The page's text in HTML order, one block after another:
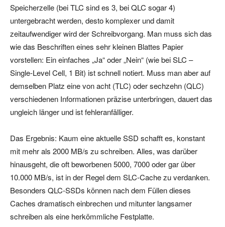
Speicherzelle (bei TLC sind es 3, bei QLC sogar 4)
untergebracht werden, desto komplexer und damit
zeitaufwendiger wird der Schreibvorgang. Man muss sich das
wie das Beschriften eines sehr kleinen Blattes Papier
vorstellen: Ein einfaches „Ja“ oder „Nein“ (wie bei SLC –
Single-Level Cell, 1 Bit) ist schnell notiert. Muss man aber auf
demselben Platz eine von acht (TLC) oder sechzehn (QLC)
verschiedenen Informationen präzise unterbringen, dauert das
ungleich länger und ist fehleranfälliger.
Das Ergebnis: Kaum eine aktuelle SSD schafft es, konstant
mit mehr als 2000 MB/s zu schreiben. Alles, was darüber
hinausgeht, die oft beworbenen 5000, 7000 oder gar über
10.000 MB/s, ist in der Regel dem SLC-Cache zu verdanken.
Besonders QLC-SSDs können nach dem Füllen dieses
Caches dramatisch einbrechen und mitunter langsamer
schreiben als eine herkömmliche Festplatte.